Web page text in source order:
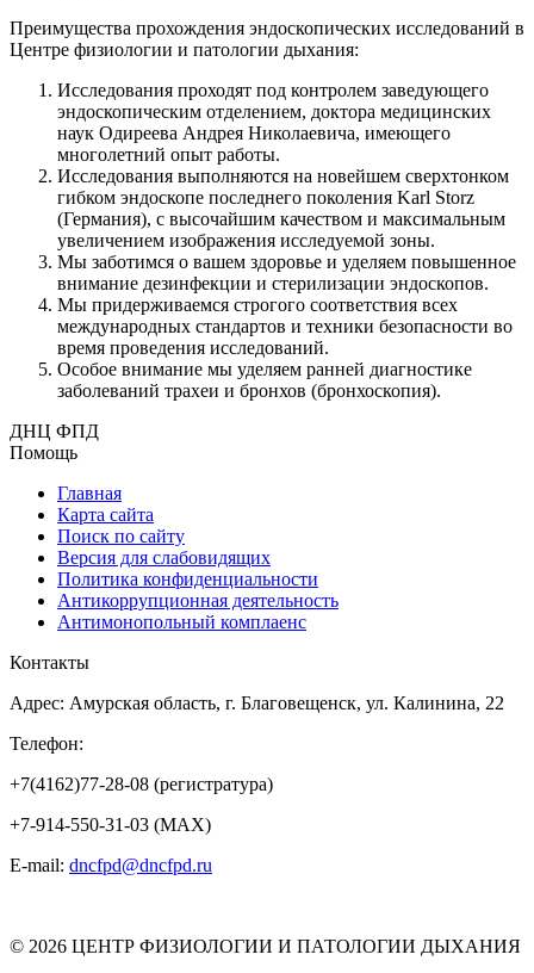
Преимущества прохождения эндоскопических исследований в
Центре физиологии и патологии дыхания:
Исследования проходят под контролем заведующего
эндоскопическим отделением, доктора медицинских
наук Одиреева Андрея Николаевича, имеющего
многолетний опыт работы.
Исследования выполняются на новейшем сверхтонком
гибком эндоскопе последнего поколения Karl Storz
(Германия), с высочайшим качеством и максимальным
увеличением изображения исследуемой зоны.
Мы заботимся о вашем здоровье и уделяем повышенное
внимание дезинфекции и стерилизации эндоскопов.
Мы придерживаемся строгого соответствия всех
международных стандартов и техники безопасности во
время проведения исследований.
Особое внимание мы уделяем ранней диагностике
заболеваний трахеи и бронхов (бронхоскопия).
ДНЦ ФПД
Помощь
Главная
Карта сайта
Поиск по сайту
Версия для слабовидящих
Политика конфиденциальности
Антикоррупционная деятельность
Антимонопольный комплаенс
Контакты
Адрес: Амурская область, г. Благовещенск, ул. Калинина, 22
Телефон:
+7(4162)77-28-08 (регистратура)
+7-914-550-31-03 (MAX)
E-mail: dncfpd@dncfpd.ru
© 2026 ЦЕНТР ФИЗИОЛОГИИ И ПАТОЛОГИИ ДЫХАНИЯ